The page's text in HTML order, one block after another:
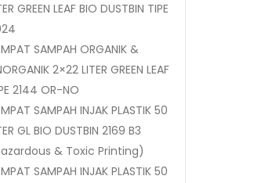
GREEN LEAF BIO DUSTBIN TIPE
SAMPAH ORGANIK &
2×22 LITER GREEN LEAF
2144 OR-NO
SAMPAH INJAK PLASTIK 50
GL BIO DUSTBIN 2169 B3
& Toxic Printing)
SAMPAH INJAK PLASTIK 50